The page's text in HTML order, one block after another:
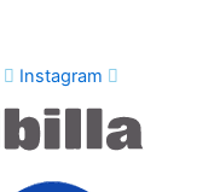
Instagram